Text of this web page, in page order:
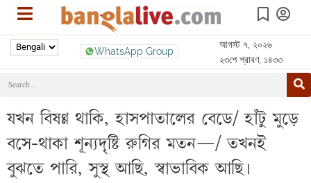
WhatsApp Group
আগস্ট ৭, ২০২৬
২৩শে শ্রাবণ, ১৪৩৩
যখন বিষণ্ণ থাকি, হাসপাতালের বেডে/ হাঁটু মুড়ে
বসে-থাকা শূন্যদৃষ্টি রুগির মতন—/ তখনই
বুঝতে পারি, সুস্থ আছি, স্বাভাবিক আছি।